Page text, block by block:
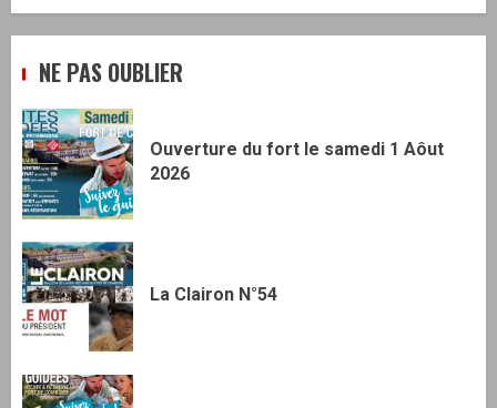
NE PAS OUBLIER
Ouverture du fort le samedi 1 Aôut
2026
La Clairon N°54